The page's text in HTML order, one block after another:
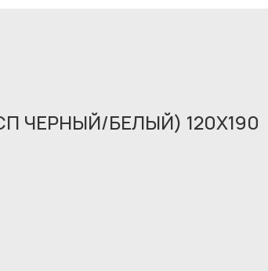
ЧЕРНЫЙ/БЕЛЫЙ) 120X190